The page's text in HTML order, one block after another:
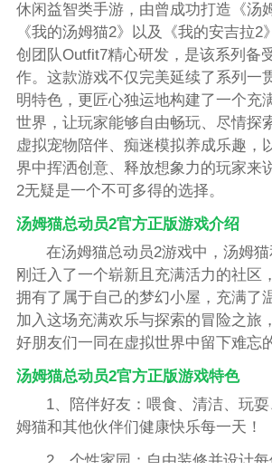
休闲益智类手游，由曾成功打造《汤
《我的汤姆猫2》以及《我的安吉拉2
创团队Outfit7精心研发，是该系列备
作。这款游戏不仅完美延续了系列一
明特色，更匠心独运地构建了一个充
世界，让玩家能够自由畅玩、尽情探
虚拟宠物陪伴、痴迷模拟养成乐趣，
界中挥洒创意、释放想象力的玩家来
2无疑是一个不可多得的选择。
汤姆猫总动员2官方正版游戏介绍
在汤姆猫总动员2游戏中，汤姆
刚迁入了一个崭新且充满活力的社区
拥有了属于自己的梦幻小屋，充满了
加入这场充满欢乐与探索的冒险之旅
好朋友们一同在虚拟世界中留下难忘
汤姆猫总动员2官方正版游戏特色
1、陪伴好友：喂食、清洁、玩
姆猫和其他伙伴们健康快乐每一天！
2、个性家园：自由装修并设计